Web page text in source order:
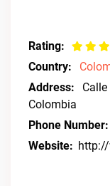
Rating:
Country:
Address:
Colombia
Phone Number:
Website: